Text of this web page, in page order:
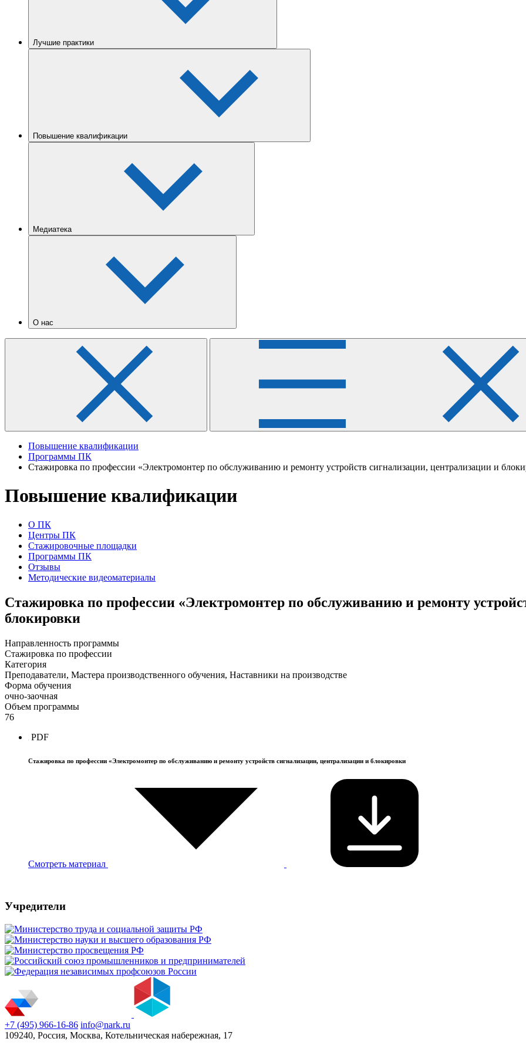
Лучшие практики
Повышение квалификации
Медиатека
О нас
Повышение квалификации
Программы ПК
Стажировка по профессии «Электромонтер по обслуживанию и ремонту устройств сигнализации, централизации и
Повышение квалификации
О ПК
Центры ПК
Стажировочные площадки
Программы ПК
Отзывы
Методические видеоматериалы
Стажировка по профессии «Электромонтер по обслуживанию и ремонту
блокировки
Направленность программы
Стажировка по профессии
Категория
Преподаватели, Мастера производственного обучения, Наставники на производстве
Форма обучения
очно-заочная
Объем программы
76
PDF
Стажировка по профессии «Электромонтер по обслуживанию и ремонту устройств сигнализации, централизации и блокировки
Смотреть материал
Учредители
+7 (495) 966-16-86 info@nark.ru
109240, Россия, Москва, Котельническая набережная, 17